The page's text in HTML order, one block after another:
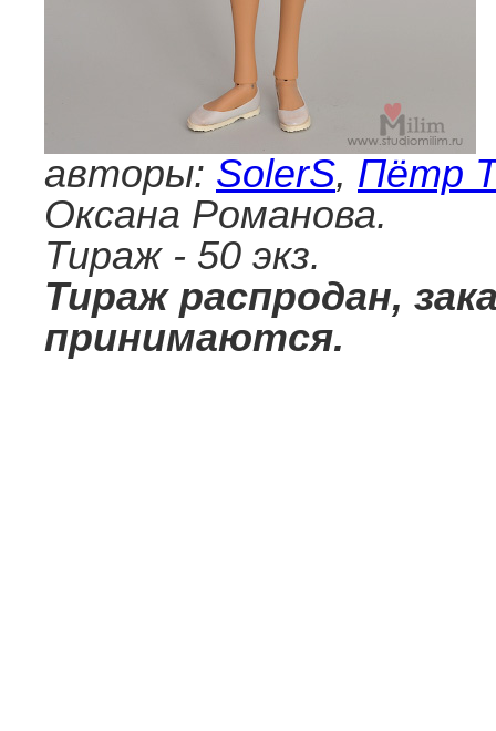
авторы: SolerS, Пётр
Оксана Романова.
Тираж - 50 экз.
Тираж распродан,
принимаются.